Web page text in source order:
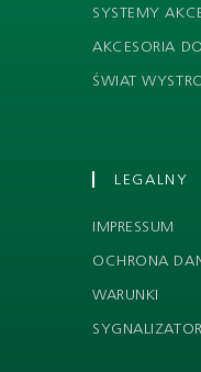
SYSTEMY
AKCESORIA
ŚWIAT
LEGALNY
IMPRESSUM
OCHRONA
WARUNKI
SYGNALIZATOR